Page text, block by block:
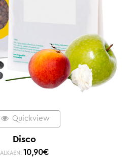
Quickview
Disco
ALKAEN: 10,90€